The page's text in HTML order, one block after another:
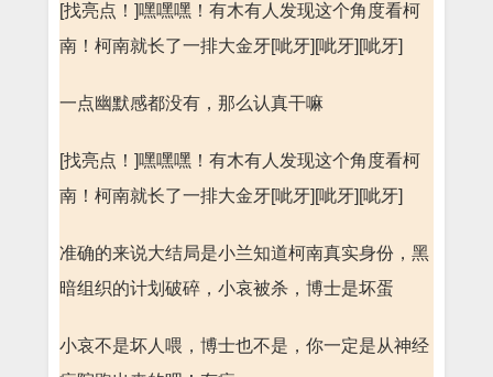
[找亮点！]嘿嘿嘿！有木有人发现这个角度看柯
南！柯南就长了一排大金牙[呲牙][呲牙][呲牙]
一点幽默感都没有，那么认真干嘛
[找亮点！]嘿嘿嘿！有木有人发现这个角度看柯
南！柯南就长了一排大金牙[呲牙][呲牙][呲牙]
准确的来说大结局是小兰知道柯南真实身份，黑
暗组织的计划破碎，小哀被杀，博士是坏蛋
小哀不是坏人喂，博士也不是，你一定是从神经